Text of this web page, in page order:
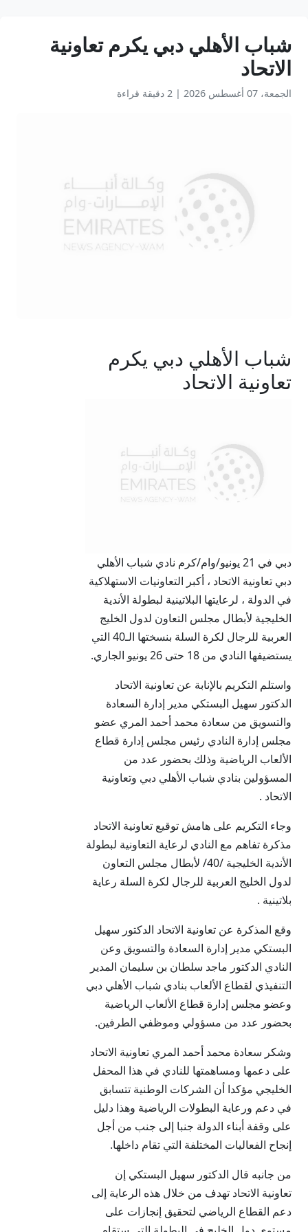
شباب الأهلي دبي يكرم تعاونية
الاتحاد
الجمعة، 07 أغسطس 2026 | 2 دقيقة قراءة
شباب الأهلي دبي يكرم
تعاونية الاتحاد
دبي في 21 يونيو/وام/كرم نادي شباب الأهلي
دبي تعاونية الاتحاد ، أكبر التعاونيات الاستهلاكية
في الدولة ، لرعايتها البلاتينية لبطولة الأندية
الخليجية لأبطال مجلس التعاون لدول الخليج
العربية للرجال لكرة السلة بنسختها الـ40 التي
يستضيفها النادي من 18 حتى 26 يونيو الجاري.
واستلم التكريم بالإنابة عن تعاونية الاتحاد
الدكتور سهيل البستكي مدير إدارة السعادة
والتسويق من سعادة محمد أحمد المري عضو
مجلس إدارة النادي رئيس مجلس إدارة قطاع
الألعاب الرياضية وذلك بحضور عدد من
المسؤولين بنادي شباب الأهلي دبي وتعاونية
الاتحاد .
وجاء التكريم على هامش توقيع تعاونية الاتحاد
مذكرة تفاهم مع النادي لرعاية التعاونية لبطولة
الأندية الخليجية /40/ لأبطال مجلس التعاون
لدول الخليج العربية للرجال لكرة السلة رعاية
بلاتينية .
وقع المذكرة عن تعاونية الاتحاد الدكتور سهيل
البستكي مدير إدارة السعادة والتسويق وعن
النادي الدكتور ماجد سلطان بن سليمان المدير
التنفيذي لقطاع الألعاب بنادي شباب الأهلي دبي
وعضو مجلس إدارة قطاع الألعاب الرياضية
بحضور عدد من مسؤولي وموظفي الطرفين.
وشكر سعادة محمد أحمد المري تعاونية الاتحاد
على دعمها ومساهمتها للنادي في هذا المحفل
الخليجي مؤكدا أن الشركات الوطنية تتسابق
في دعم ورعاية البطولات الرياضية وهذا دليل
على وقفة أبناء الدولة جنبا إلى جنب من أجل
إنجاح الفعاليات المختلفة التي تقام داخلها.
من جانبه قال الدكتور سهيل البستكي إن
تعاونية الاتحاد تهدف من خلال هذه الرعاية إلى
دعم القطاع الرياضي لتحقيق إنجازات على